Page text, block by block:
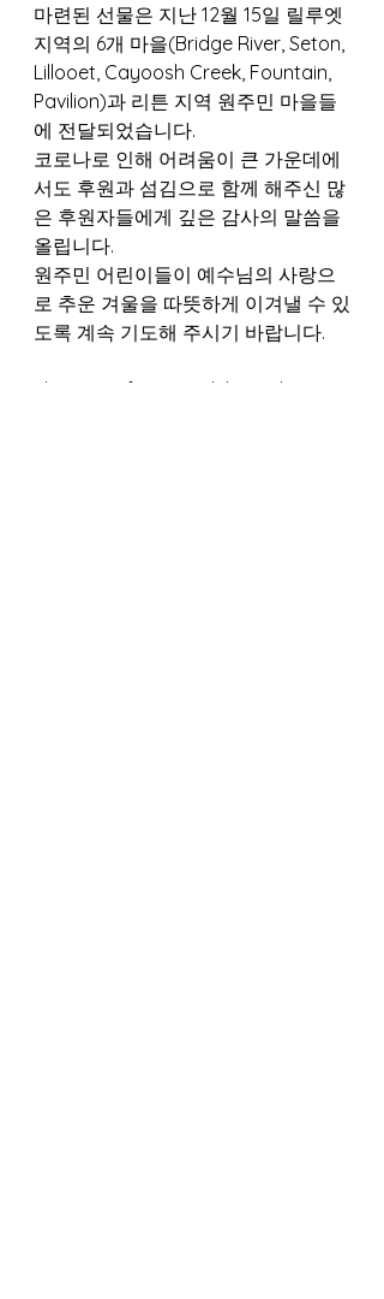
마련된 선물은 지난 12월 15일 릴루엣
지역의 6개 마을(Bridge River, Seton,
Lillooet, Cayoosh Creek, Fountain,
Pavilion)과 리튼 지역 원주민 마을들
에 전달되었습니다.
코로나로 인해 어려움이 큰 가운데에
서도 후원과 섬김으로 함께 해주신 많
은 후원자들에게 깊은 감사의 말씀을
올립니다.
원주민 어린이들이 예수님의 사랑으
로 추운 겨울을 따뜻하게 이겨낼 수 있
도록 계속 기도해 주시기 바랍니다.
The 500 gifts were delivered to